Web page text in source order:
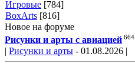
Игровые [784]
BoxArts [816]
Новое на форуме
Рисунки и арты с авиацией 664
| Рисунки и арты - 01.08.2026 |